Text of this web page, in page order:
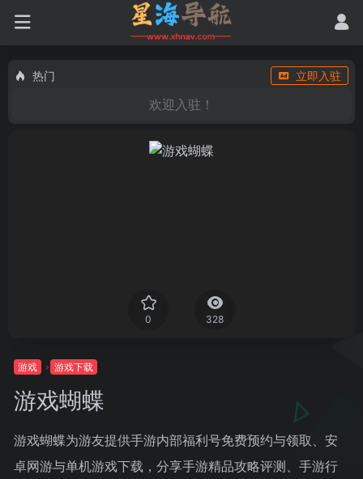
热门 立即入驻
欢迎入驻！
0 328
游戏 游戏下载
游戏蝴蝶
游戏蝴蝶为游友提供手游内部福利号免费预约与领取、安
卓网游与单机游戏下载，分享手游精品攻略评测、手游行